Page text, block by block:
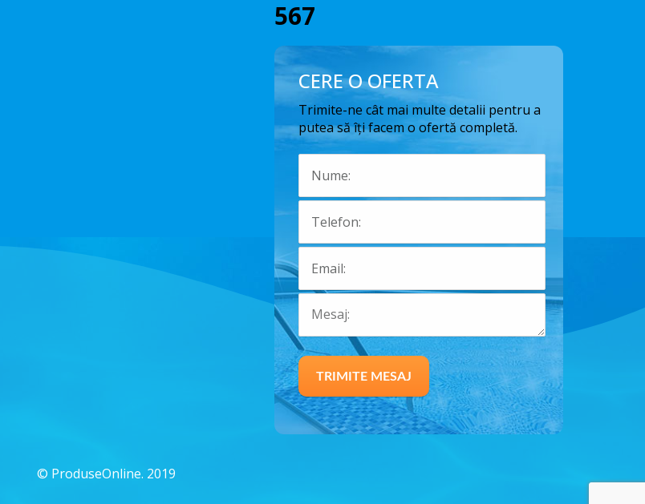
567
CERE O OFERTA
Trimite-ne cât mai multe detalii pentru a
putea să îți facem o ofertă completă.
© ProduseOnline. 2019